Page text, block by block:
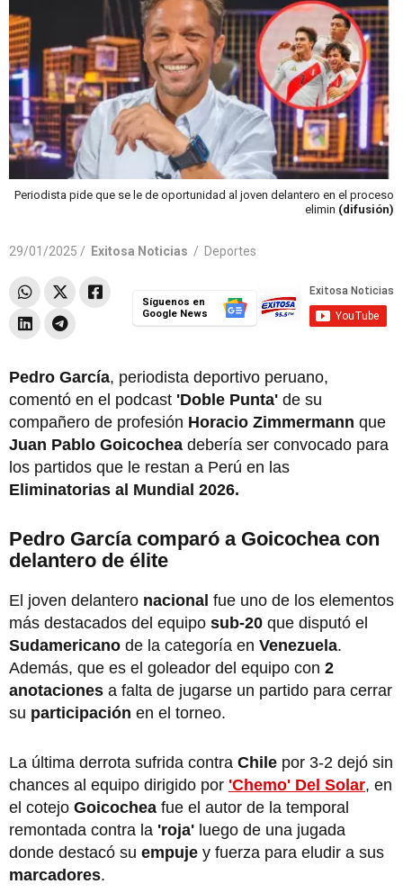
Periodista pide que se le de oportunidad al joven delantero en el proceso
elimin (difusión)
29/01/2025 / Exitosa Noticias / Deportes
Síguenos en
Google News
Pedro García, periodista deportivo peruano,
comentó en el podcast 'Doble Punta' de su
compañero de profesión Horacio Zimmermann que
Juan Pablo Goicochea debería ser convocado para
los partidos que le restan a Perú en las
Eliminatorias al Mundial 2026.
Pedro García comparó a Goicochea con
delantero de élite
El joven delantero nacional fue uno de los elementos
más destacados del equipo sub-20 que disputó el
Sudamericano de la categoría en Venezuela.
Además, que es el goleador del equipo con 2
anotaciones a falta de jugarse un partido para cerrar
su participación en el torneo.
La última derrota sufrida contra Chile por 3-2 dejó sin
chances al equipo dirigido por 'Chemo' Del Solar, en
el cotejo Goicochea fue el autor de la temporal
remontada contra la 'roja' luego de una jugada
donde destacó su empuje y fuerza para eludir a sus
marcadores.